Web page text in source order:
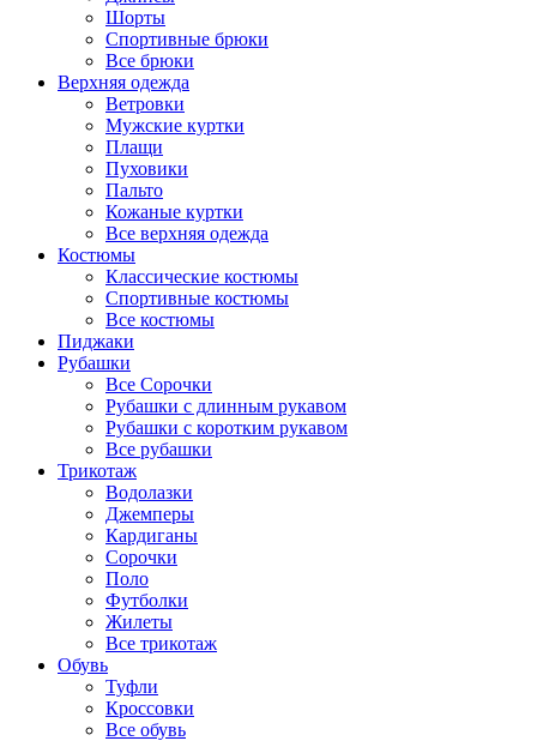
Шорты
Спортивные брюки
Все брюки
Верхняя одежда
Ветровки
Мужские куртки
Плащи
Пуховики
Пальто
Кожаные куртки
Все верхняя одежда
Костюмы
Классические костюмы
Спортивные костюмы
Все костюмы
Пиджаки
Рубашки
Все Сорочки
Рубашки с длинным рукавом
Рубашки с коротким рукавом
Все рубашки
Трикотаж
Водолазки
Джемперы
Кардиганы
Сорочки
Поло
Футболки
Жилеты
Все трикотаж
Обувь
Туфли
Кроссовки
Все обувь